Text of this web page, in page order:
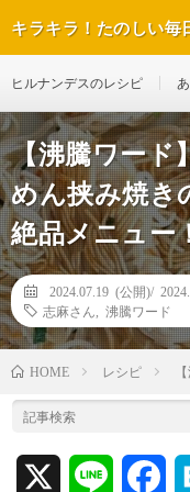
キラキラ！たのしい毎
ヒルナンデスのレシピ
【沸騰ワード
めん挟み焼き
絶品メニュー
2024.07.19 (公開)/
志麻さん
沸騰ワード
HOME レシピ